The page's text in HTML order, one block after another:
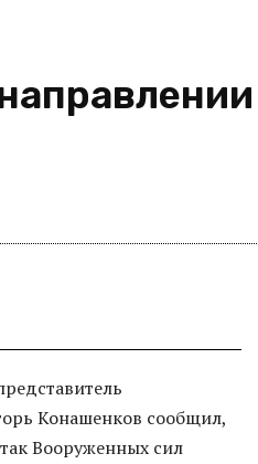
Конашенков сообщил,
Вооруженных сил